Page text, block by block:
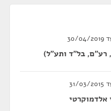
בל"ד ותע"ל)
אלדמוקרטי